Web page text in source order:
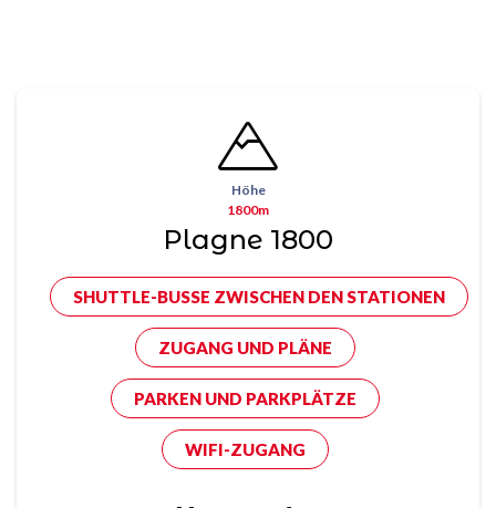
Höhe
1800m
Plagne 1800
SHUTTLE-BUSSE ZWISCHEN DEN STATIONEN
ZUGANG UND PLÄNE
PARKEN UND PARKPLÄTZE
WIFI-ZUGANG